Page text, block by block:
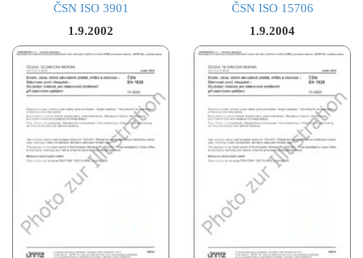
ČSN ISO 3901
1.9.2002
ČSN ISO 15706
1.9.2004